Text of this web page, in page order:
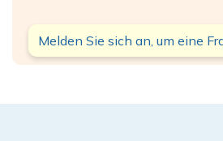
Melden Sie sich an, um eine